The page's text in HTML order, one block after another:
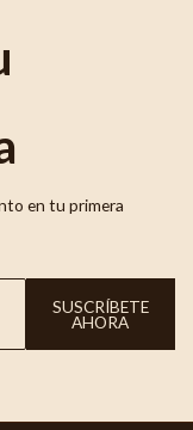
en tu primera
SUSCRÍBETE
AHORA